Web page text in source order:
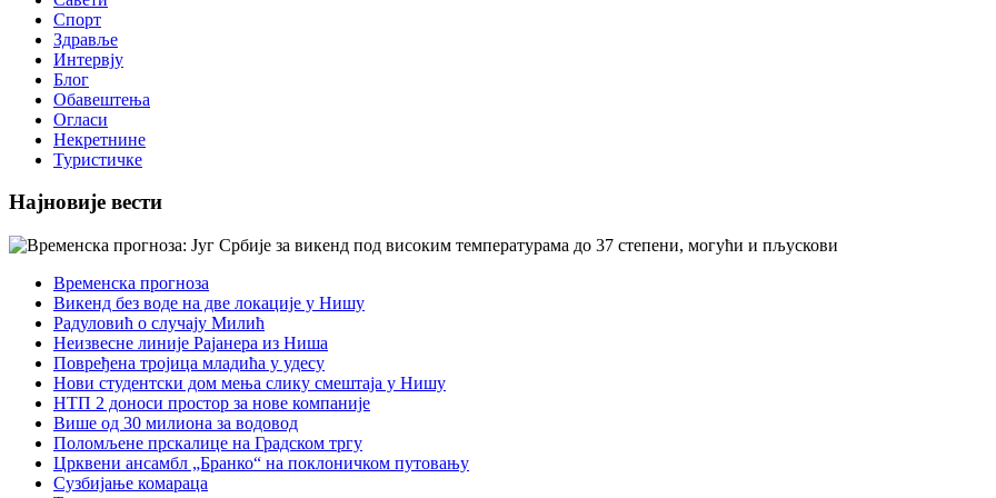
Спорт
Здравље
Интервју
Блог
Обавештења
Огласи
Некретнине
Туристичке
Најновије вести
Временска прогноза
Викенд без воде на две локације у Нишу
Радуловић о случају Милић
Неизвесне линије Рајанера из Ниша
Повређена тројица младића у удесу
Нови студентски дом мења слику смештаја у Нишу
НТП 2 доноси простор за нове компаније
Више од 30 милиона за водовод
Поломљене прскалице на Градском тргу
Црквени ансамбл „Бранко“ на поклоничком путовању
Сузбијање комараца